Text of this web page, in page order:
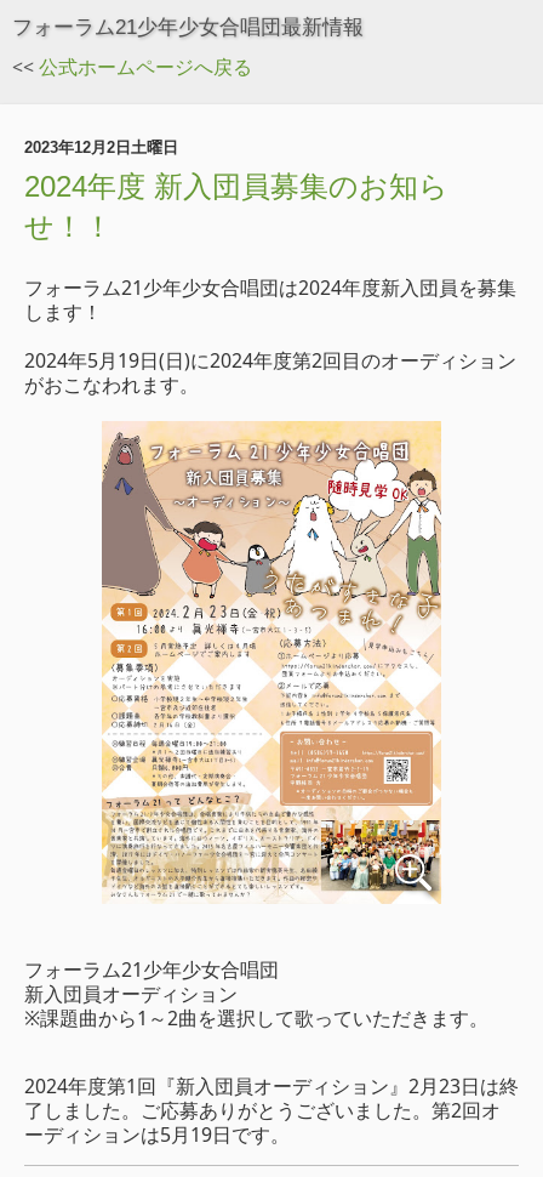
フォーラム21少年少女合唱団最新情報
<<公式ホームページへ戻る
2023年12月2日土曜日
2024年度 新入団員募集のお知ら
せ！！
フォーラム21少年少女合唱団は2024年度新入団員を募集
します！
2024年5月19日(日)に2024年度第2回目のオーディション
がおこなわれます。
フォーラム21少年少女合唱団
新入団員オーディション
※課題曲から1～2曲を選択して歌っていただきます。
2024年度第1回『新入団員オーディション』2月23日は終
了しました。ご応募ありがとうございました。第2回オ
ーディションは5月19日です。